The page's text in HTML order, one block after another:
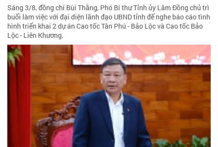
Sáng 3/8, đồng chí Bùi Thắng, Phó Bí thư Tỉnh ủy Lâm Đồng chủ trì
buổi làm việc với đại diện lãnh đạo UBND tỉnh để nghe báo cáo tình
hình triển khai 2 dự án Cao tốc Tân Phú - Bảo Lộc và Cao tốc Bảo
Lộc - Liên Khương.